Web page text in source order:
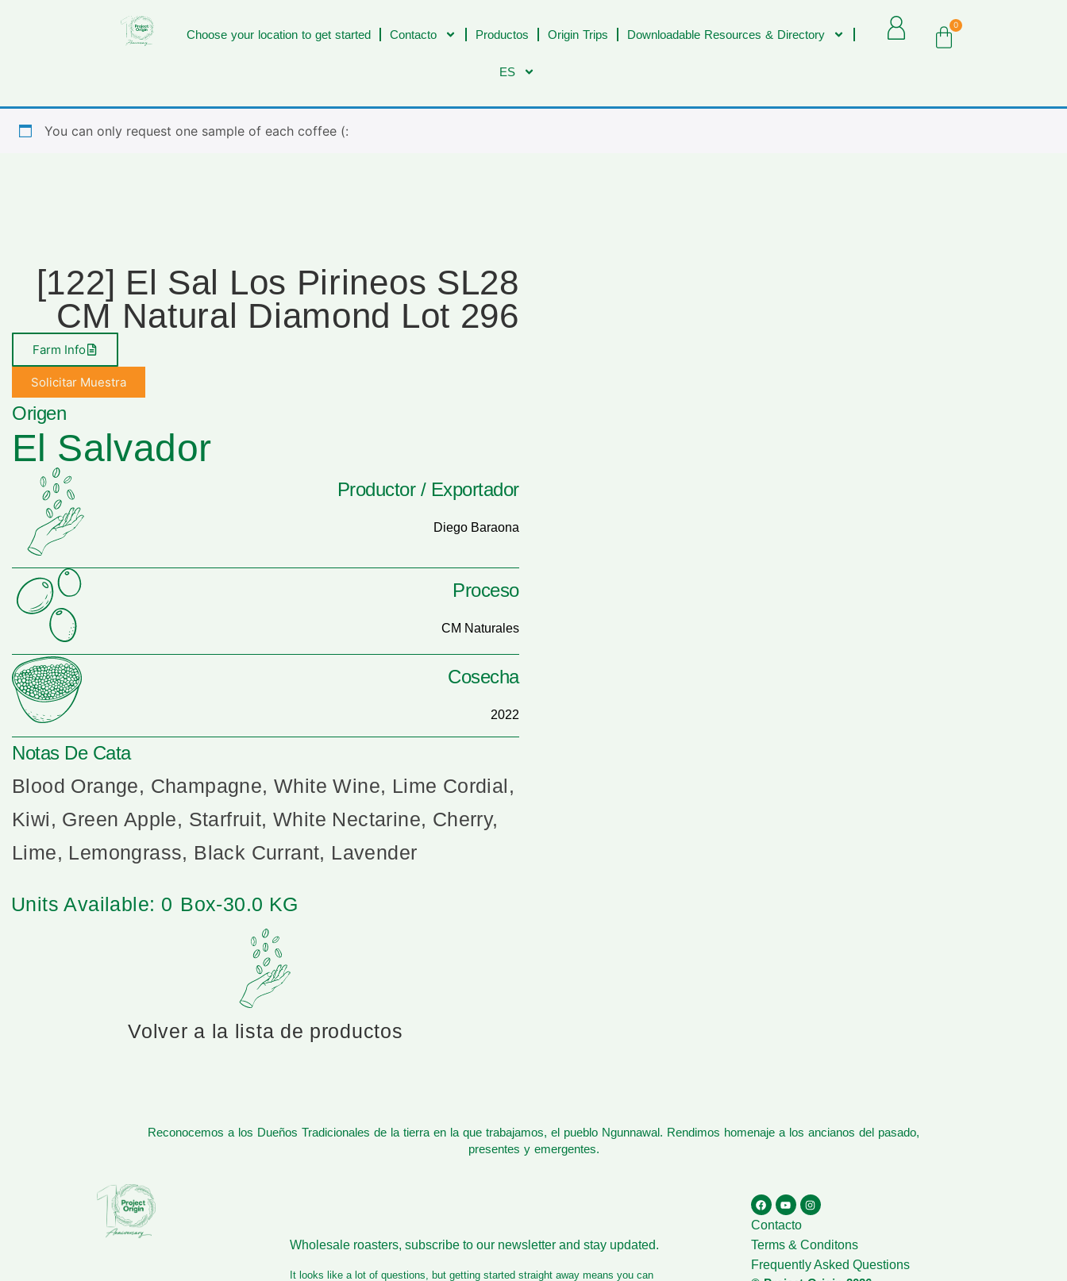
Choose your location to get started Contacto Productos Origin Trips Downloadable Resources & Directory
ES
0
You can only request one sample of each coffee (:
[122] El Sal Los Pirineos SL28
CM Natural Diamond Lot 296
Farm Info
Solicitar Muestra
Origen
El Salvador
Productor / Exportador
Diego Baraona
Proceso
CM Naturales
Cosecha
2022
Notas De Cata
Blood Orange, Champagne, White Wine, Lime Cordial,
Kiwi, Green Apple, Starfruit, White Nectarine, Cherry,
Lime, Lemongrass, Black Currant, Lavender
Units Available: 0 Box-30.0 KG
Volver a la lista de productos
Reconocemos a los Dueños Tradicionales de la tierra en la que trabajamos, el pueblo Ngunnawal. Rendimos homenaje a los ancianos del pasado,
presentes y emergentes.
Contacto
Terms & Conditons
Frequently Asked Questions